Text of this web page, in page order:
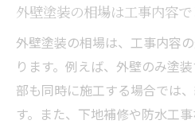
外壁塗装の相場は工事内容
外壁塗装の相場は、工事内容
ります。例えば、外壁のみ塗
部も同時に施工する場合では
す。また、下地補修や防水工